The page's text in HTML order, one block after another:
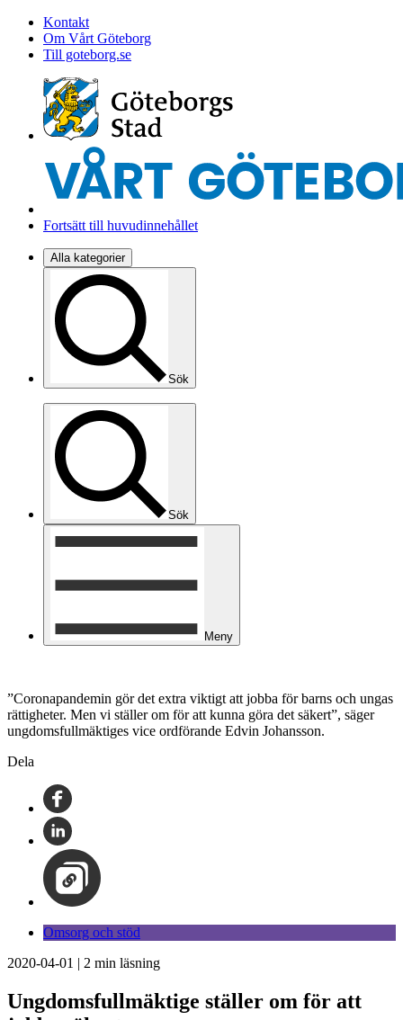
Kontakt
Om Vårt Göteborg
Till goteborg.se
Fortsätt till huvudinnehållet
Alla kategorier
Sök
Sök
Meny
”Coronapandemin gör det extra viktigt att jobba för barns och ungas
rättigheter. Men vi ställer om för att kunna göra det säkert”, säger
ungdomsfullmäktiges vice ordförande Edvin Johansson.
Dela
Omsorg och stöd
2020-04-01 | 2 min läsning
Ungdomsfullmäktige ställer om för att